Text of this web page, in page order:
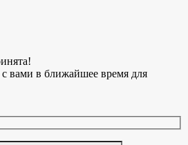
вами в ближайшее время для